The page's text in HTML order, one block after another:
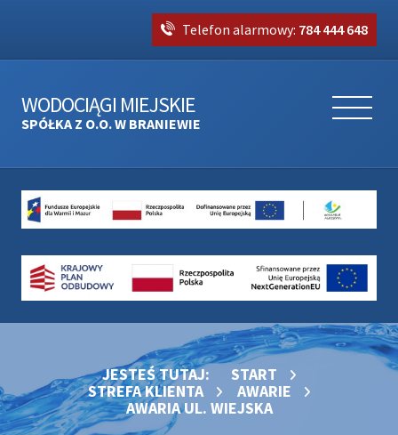
Telefon alarmowy: 784 444 648
WODOCIĄGI MIEJSKIE
SPÓŁKA Z O.O. W BRANIEWIE
JESTEŚ TUTAJ:
START
STREFA KLIENTA
AWARIE
AWARIA UL. WIEJSKA